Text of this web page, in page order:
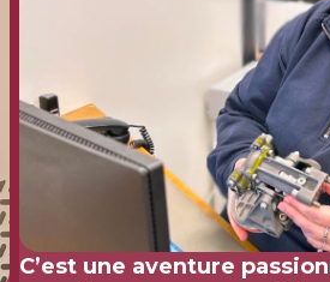
C’est une aventure